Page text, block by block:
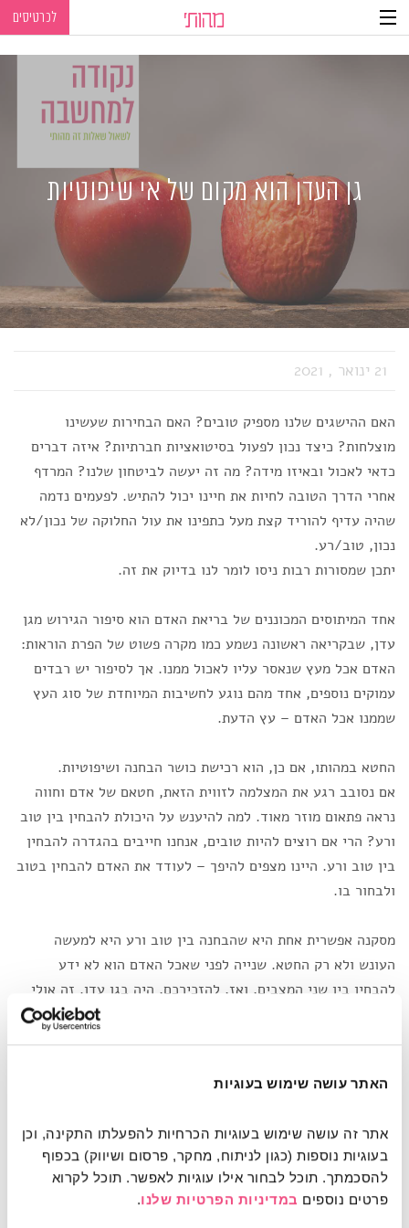
האתר עושה שימוש בעוגיות
פרטים נוספים במדיניות הפרטיות שלנו.
לכרטיסים
גן העדן הוא מקום של אי שיפוטיות
21 ינואר , 2021
האם ההישגים שלנו מספיק טובים? האם הבחירות שעשינו
מוצלחות? כיצד נכון לפעול בסיטואציות חברתיות? איזה דברים
כדאי לאכול ובאיזו מידה? מה זה יעשה לביטחון שלנו? המרדף
אחרי הדרך הטובה לחיות את חיינו יכול להתיש. לפעמים נדמה
שהיה עדיף להוריד קצת מעל כתפינו את עול החלוקה של נכון/לא
נכון, טוב/רע.
יתכן שמסורות רבות ניסו לומר לנו בדיוק את זה.
אחד המיתוסים המכוננים של בריאת האדם הוא סיפור הגירוש מגן
עדן, שבקריאה ראשונה נשמע כמו מקרה פשוט של הפרת הוראות:
האדם אכל מעץ שנאסר עליו לאכול ממנו. אך לסיפור יש רבדים
עמוקים נוספים, אחד מהם נוגע לחשיבות המיוחדת של סוג העץ
שממנו אכל האדם – עץ הדעת.
החטא במהותו, אם כן, הוא רכישת כושר הבחנה ושיפוטיות.
אם נסובב רגע את המצלמה לזווית הזאת, חטאם של אדם וחווה
נראה פתאום מוזר מאוד. למה להיענש על היכולת להבחין בין טוב
ורע? הרי אם רוצים להיות טובים, אנחנו חייבים בהגדרה להבחין
בין טוב ורע. היינו מצפים להיפך – לעודד את האדם להבחין בטוב
ולבחור בו.
מסקנה אפשרית אחת היא שהבחנה בין טוב ורע היא למעשה
העונש ולא רק החטא. שנייה לפני שאכל האדם הוא לא ידע
להבחין בין שני המצבים, ואז, להזכירכם, היה בגן עדן. זה אולי
מרמז לנו שבמצב אידיאלי האדם נמצא במצב של אי שיפוטיות,
נשימה גם ייסורים. עם ההכרה בטוב ורע, ממילא נכנס אל חייו
הצד השלילי שבהם.
אבל אפילו כשדברים חיוביים באופן כללי, שיפוטיות מניחה על
כתפינו משא כבד. קל למצוא לזה דוגמאות בחיים: גם אם אנחנו